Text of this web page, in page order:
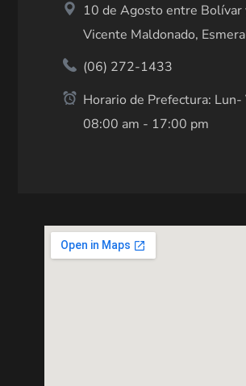
10 de Agosto entre Bolívar
Vicente Maldonado,
(06) 272-1433
Horario de Prefectura: Lun-
08:00 am - 17:00 pm